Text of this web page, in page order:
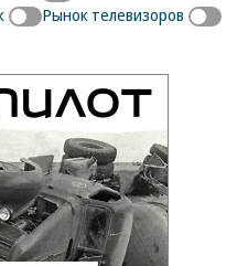
Рынок телевизоров